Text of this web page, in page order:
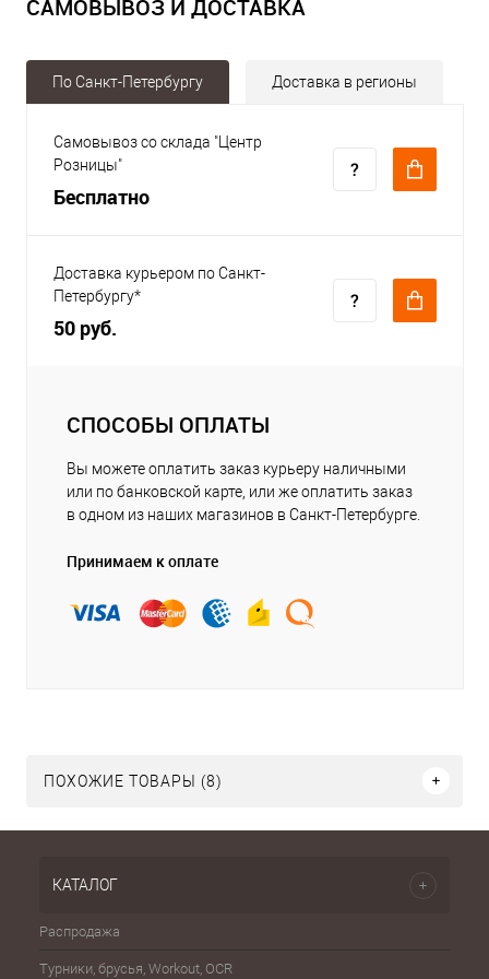
САМОВЫВОЗ И ДОСТАВКА
По Санкт-Петербургу Доставка в регионы
Самовывоз со склада "Центр
Розницы"
Бесплатно
Доставка курьером по Санкт-
Петербургу*
50 руб.
СПОСОБЫ ОПЛАТЫ
Вы можете оплатить заказ курьеру наличными
или по банковской карте, или же оплатить заказ
в одном из наших магазинов в Санкт-Петербурге.
Принимаем к оплате
ПОХОЖИЕ ТОВАРЫ (8)
КАТАЛОГ
Распродажа
Турники, брусья, Workout, OCR